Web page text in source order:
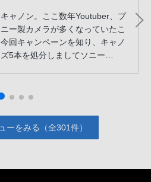
ャノン。ここ数年Youtuber、プ
ー製カメラが多くなっていたこ
回キャンペーンを知り、キャノ
5本を処分しましてソニー
ーをみる（全301件）